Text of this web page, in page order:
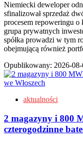
Niemiecki deweloper
sfinalizował sprzedaż
procesem repoweringu
grupa prywatnych
spółka prowadzi w tym
obejmującą również
Opublikowany: 2026-
aktualności
2 magazyny i 800
czterogodzinne